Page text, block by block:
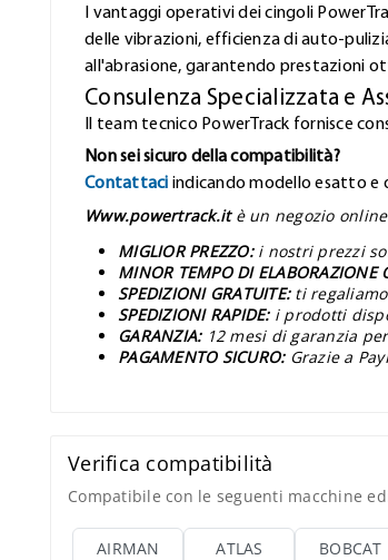
I vantaggi operativi dei cingoli
delle vibrazioni, efficienza di auto-
all'abrasione, garantendo prestazioni
Consulenza Specializzata e
Il team tecnico PowerTrack fornisce
Non sei sicuro della compatibilità?
Contattaci indicando modello esatto e
Www.powertrack.it è un negozio
MIGLIOR PREZZO: i nostri prezzi
MINOR TEMPO DI ELABORAZIONE
SPEDIZIONI GRATUITE: ti
SPEDIZIONI RAPIDE: i prodotti
GARANZIA: 12 mesi di garanzia
PAGAMENTO SICURO: Grazie a
Verifica compatibilità
Compatibile con le seguenti macchine
AIRMAN ATLAS BOBCAT